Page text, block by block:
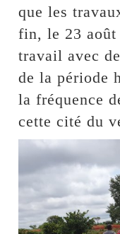
que les
fin, le 23 août
travail avec
de la période
la fréquence
cette cité du